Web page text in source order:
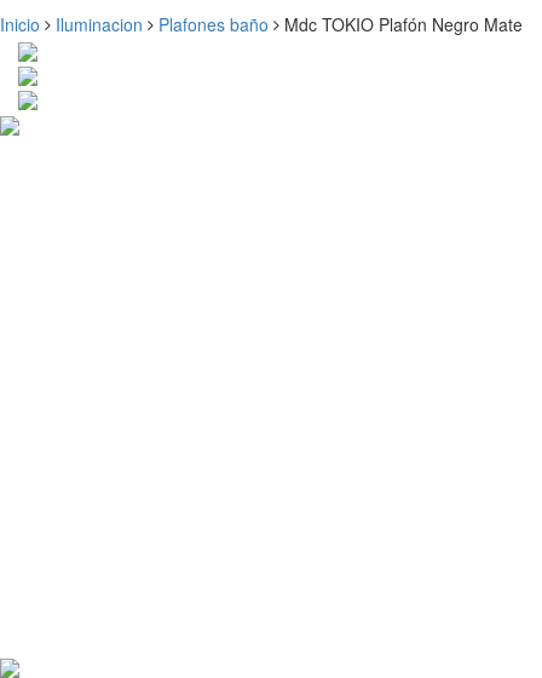
Inicio Iluminacion Plafones baño Mdc TOKIO Plafón Negro Mate